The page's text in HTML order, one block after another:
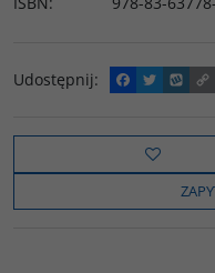
Udostępnij:
F
a
e
o
k
T
w
t
t
e
W
y
o
C
o
y
i
n
k